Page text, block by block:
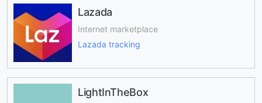
Lazada
Internet marketplace
Lazada tracking
LightInTheBox